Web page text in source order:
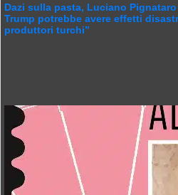
Dazi sulla pasta, Luciano
Trump potrebbe avere effetti
produttori turchi”